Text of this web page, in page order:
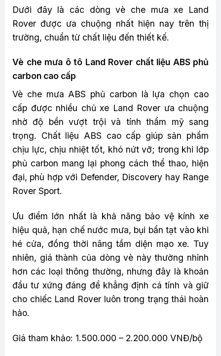
Dưới đây là các dòng vè che mưa xe Land
Rover được ưa chuộng nhất hiện nay trên thị
trường, chuẩn từ chất liệu đến thiết kế.
Vè che mưa ô tô Land Rover chất liệu ABS phủ
carbon cao cấp
Vè che mưa ABS phủ carbon là lựa chọn cao
cấp được nhiều chủ xe Land Rover ưa chuộng
nhờ độ bền vượt trội và tính thẩm mỹ sang
trọng. Chất liệu ABS cao cấp giúp sản phẩm
chịu lực, chịu nhiệt tốt, khó nứt vỡ; trong khi lớp
phủ carbon mang lại phong cách thể thao, hiện
đại, phù hợp với Defender, Discovery hay Range
Rover Sport.
Ưu điểm lớn nhất là khả năng bảo vệ kính xe
hiệu quả, hạn chế nước mưa, bụi bẩn tạt vào khi
hé cửa, đồng thời nâng tầm diện mạo xe. Tuy
nhiên, giá thành của dòng vè này thường nhỉnh
hơn các loại thông thường, nhưng đây là khoản
đầu tư xứng đáng để khẳng định cá tính và giữ
cho chiếc Land Rover luôn trong trạng thái hoàn
hảo.
Giá tham khảo: 1.500.000 – 2.200.000 VNĐ/bộ